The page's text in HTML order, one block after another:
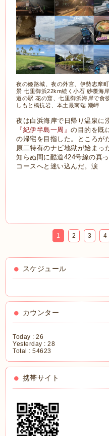
夜の姫路城、夜の外宮、伊勢志摩
景 七里御浜22km続く小石 砂礫海岸
道の駅 花の窟、七里御浜海岸で食
しもと橋抗岩、本土最南端 潮岬
夜は白浜海岸で日帰り温泉に
『紀伊半島一周』の目的を既
の帰宅を目指した。ところが
原二特有のナビ地獄が始まっ
知らぬ間に酷道424号線の真
コースへと迷い込んだ。涙
1 2 3 4
スケジュール
カウンター
Today :26
Yesterday :28
Total :54623
携帯サイト